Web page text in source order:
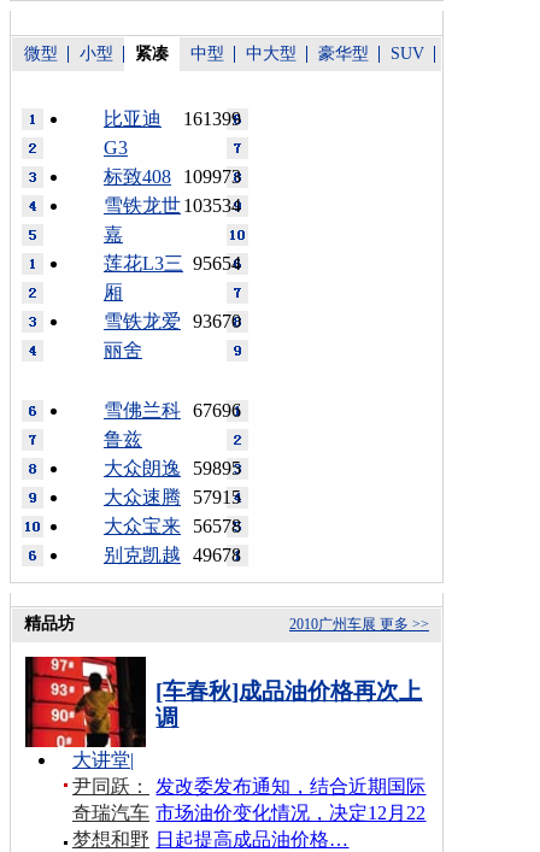
微型 小型 紧凑 中型 中大型 豪华型 SUV
161399
比亚迪
G3
109973
标致408
103534
雪铁龙世
嘉
95654
莲花L3三
厢
93670
雪铁龙爱
丽舍
67696
雪佛兰科
鲁兹
59895
大众朗逸
57915
大众速腾
56578
大众宝来
49678
别克凯越
更多 >>
2010广州车展
精品坊
[车春秋]成品油价格再次上
调
发改委发布通知，结合近期国际
市场油价变化情况，决定12月22
日起提高成品油价格…
大讲堂|
尹同跃：
奇瑞汽车
梦想和野